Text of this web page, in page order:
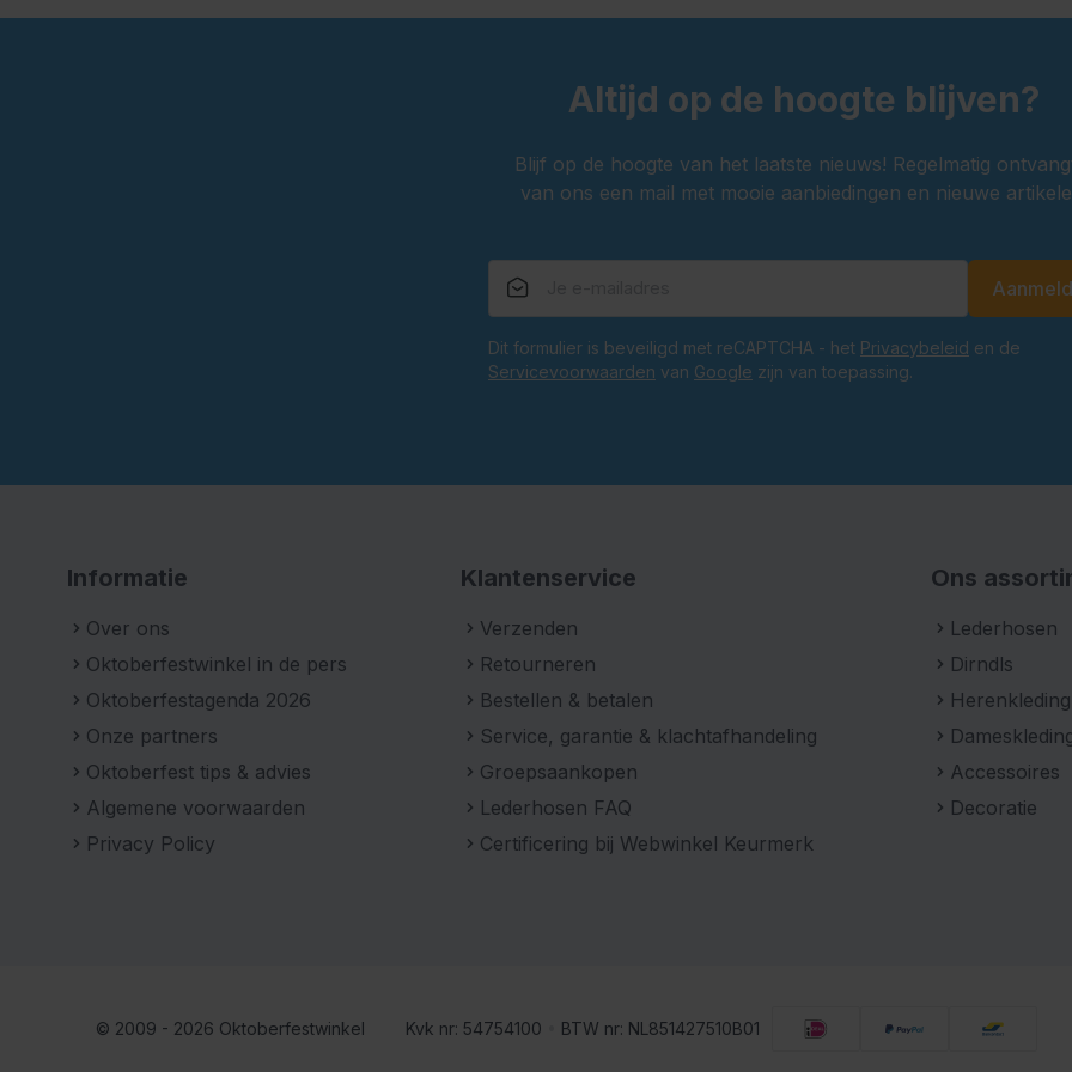
Altijd op de hoogte blijven?
Blijf op de hoogte van het laatste nieuws! Regelmatig
van ons een mail met mooie aanbiedingen en nieuwe
Dit formulier is beveiligd met reCAPTCHA - het Privacybeleid en de
Servicevoorwaarden van Google zijn van toepassing.
Informatie
Over ons
Oktoberfestwinkel in de pers
Oktoberfestagenda 2026
Onze partners
Oktoberfest tips & advies
Algemene voorwaarden
Privacy Policy
Klantenservice
Verzenden
Retourneren
Bestellen & betalen
Service, garantie & klachtafhandeling
Groepsaankopen
Lederhosen FAQ
Certificering bij Webwinkel Keurmerk
Ons
Lederhosen
Dirndls
Herenkleding
Accessoires
Decoratie
© 2009 - 2026 Oktoberfestwinkel Kvk nr: 54754100 BTW nr: NL851427510B01